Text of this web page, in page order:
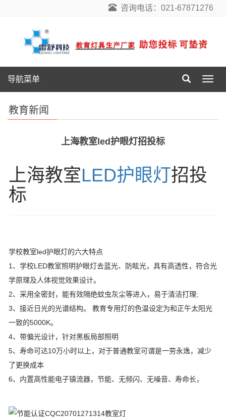
咨询电话：021-67871276
导
航
导航菜单
教育新闻
上海教室led护眼灯招投标
上海教室LED护眼灯招投
标
学校教室led护眼灯的六大特点
1、学校LED教室照明护眼灯去蓝光、防眩光，具有高透性，符合光
学原理及人体视觉效果设计。
2、采用全密封，能有效隔绝蚊虫灰尘等进入，易于清洁打理;
3、接近日光的光谱结构。 教育专用灯的色温设定为和正午太阳光
一致的5000K。
4、带偏光设计，针对黑板局部照明
5、寿命可达10万小时以上，对于普通教室可谓是一劳永逸，减少
了更换成本
6、内置高性能电子镇流器，节能、无频闪、无噪音、寿命长，